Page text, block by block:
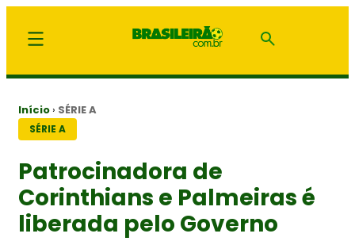
Início › SÉRIE A
SÉRIE A
Patrocinadora de
Corinthians e Palmeiras é
liberada pelo Governo